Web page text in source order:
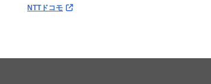
NTTドコモ